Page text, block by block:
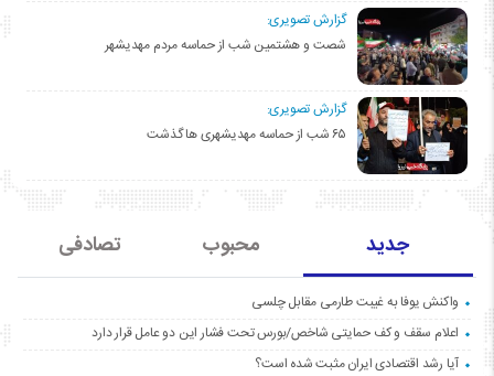
گزارش تصویری:
شصت و هشتمین شب از حماسه مردم مهدیشهر
گزارش تصویری:
۶۵ شب از حماسه مهدیشهری ها گذشت
جدید محبوب تصادفی
واکنش یوفا به غیبت طارمی مقابل چلسی
اعلام سقف و کف حمایتی شاخص/بورس تحت فشار این دو عامل قرار دارد
آیا رشد اقتصادی ایران مثبت شده است؟